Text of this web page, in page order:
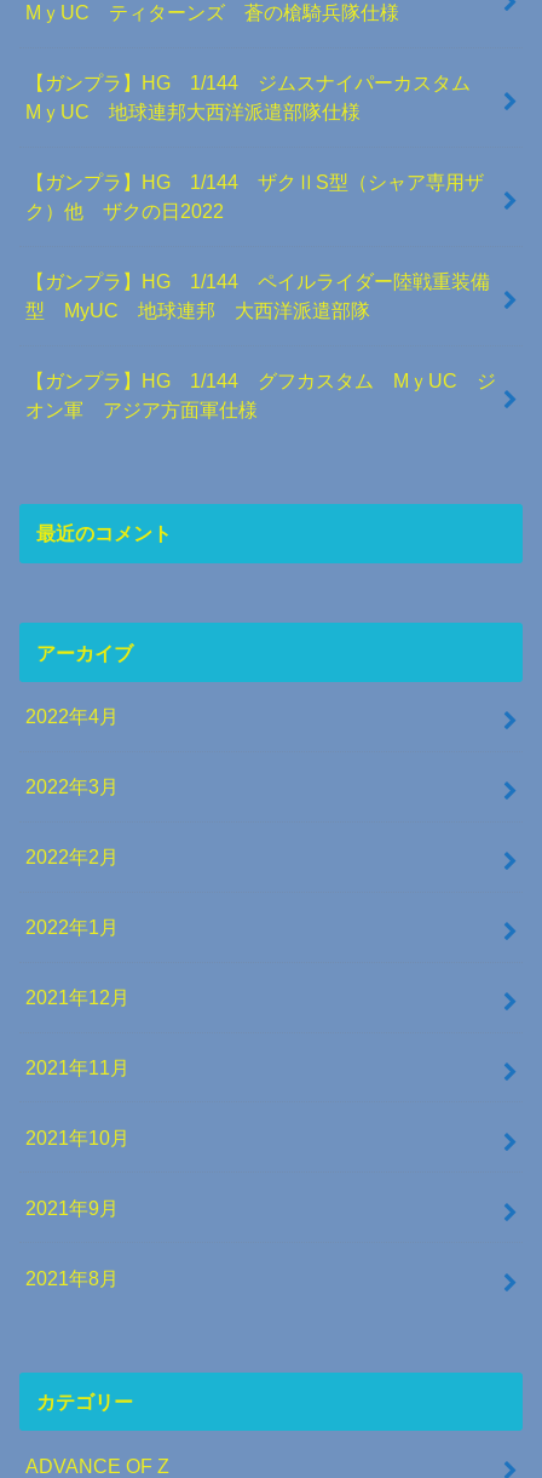
MｙUC ティターンズ 蒼の槍騎兵隊仕様
【ガンプラ】HG 1/144 ジムスナイパーカスタム
MｙUC 地球連邦大西洋派遣部隊仕様
【ガンプラ】HG 1/144 ザクⅡS型（シャア専用ザ
ク）他 ザクの日2022
【ガンプラ】HG 1/144 ペイルライダー陸戦重装備
型 MyUC 地球連邦 大西洋派遣部隊
【ガンプラ】HG 1/144 グフカスタム MｙUC ジ
オン軍 アジア方面軍仕様
最近のコメント
アーカイブ
2022年4月
2022年3月
2022年2月
2022年1月
2021年12月
2021年11月
2021年10月
2021年9月
2021年8月
カテゴリー
ADVANCE OF Z